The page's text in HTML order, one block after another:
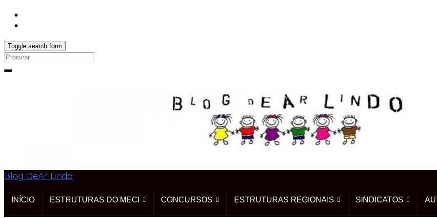
Toggle search form
Search
Blog DeAr Lindo
INÍCIO ESTRUTURAS DO MECI CONCURSOS ESTRUTURAS REGIONAIS SINDICATOS